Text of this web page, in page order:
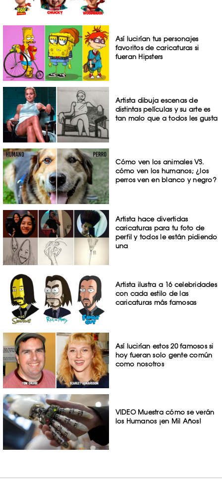
Así lucirían tus personajes
favoritos de caricaturas si
fueran Hipsters
Artista dibuja escenas de
distintas películas y su arte es
tan malo que a todos les gusta
Cómo ven los animales VS.
cómo ven los humanos; ¿los
perros ven en blanco y negro?
Artista hace divertidas
caricaturas para tu foto de
perfil y todos le están pidiendo
una
Artista ilustra a 16 celebridades
con cada estilo de las
caricaturas más famosas
Así lucirían estos 20 famosos si
hoy fueran solo gente común
como nosotros
VIDEO Muestra cómo se verán
los Humanos ¡en Mil Años!